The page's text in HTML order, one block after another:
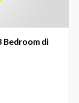
Bedroom di